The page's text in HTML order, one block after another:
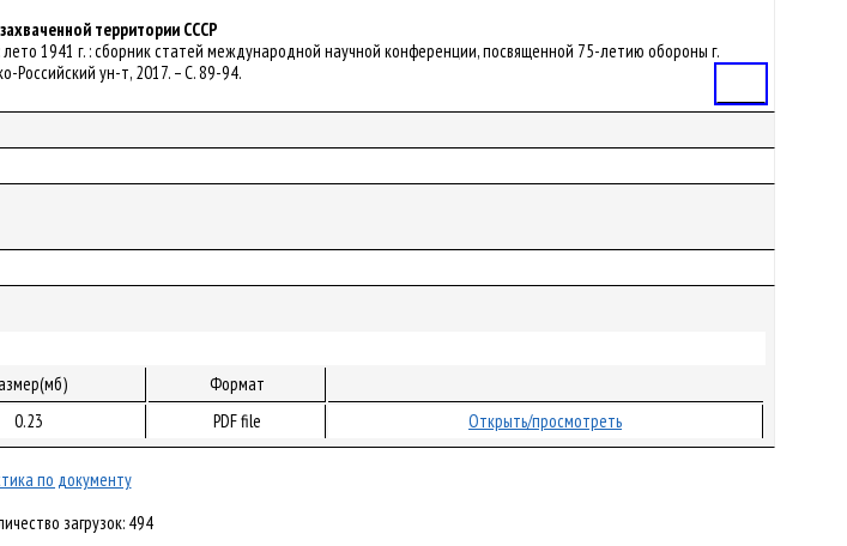
территории СССР
1941 г. : сборник статей международной научной конференции, посвященной 75-летию обороны г.
Российский ун-т, 2017. – С. 89-94.
Формат
0.23 PDF file Открыть/просмотреть
по документу
загрузок: 494